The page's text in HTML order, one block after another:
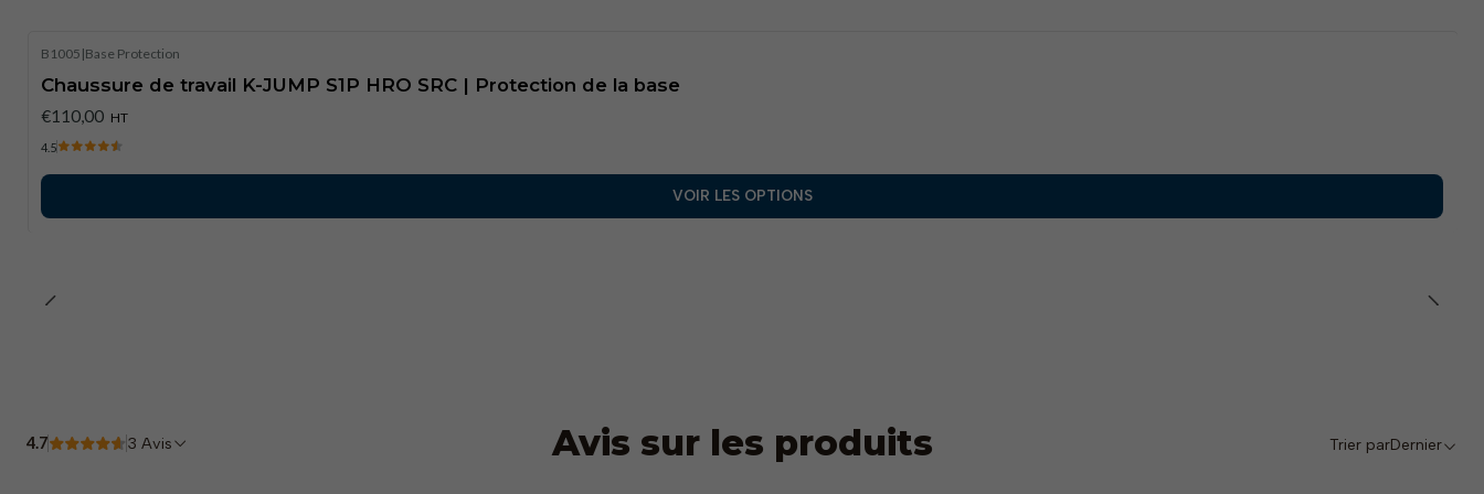
B1005 |Base Protection
Chaussure de travail K-JUMP S1P HRO SRC | Protection de la base
€110,00 HT
4.5
VOIR LES OPTIONS
Avis sur les produits
4.7 3 Avis Trier parDernier